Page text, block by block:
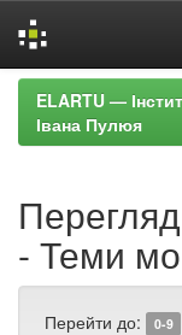
Skip
navigation
ELARTU —
Івана Пулюя
- Теми
Перейти до: 0-9